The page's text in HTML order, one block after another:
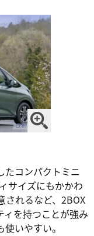
たコンパクトミニ
サイズにもかかわ
されるなど、2BOX
を持つことが強み
いやすい。